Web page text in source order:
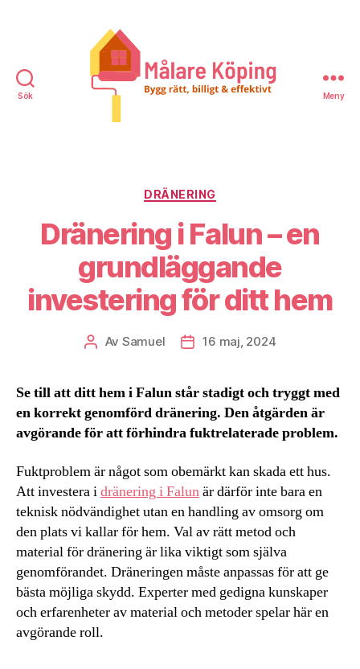
Sök Meny
Kategorier
DRÄNERING
Dränering i Falun – en
grundläggande
investering för ditt hem
Inläggsförfattare
Av Samuel Inläggsdatum
16 maj, 2024
Se till att ditt hem i Falun står stadigt och tryggt med
en korrekt genomförd dränering. Den åtgärden är
avgörande för att förhindra fuktrelaterade problem.
Fuktproblem är något som obemärkt kan skada ett hus.
Att investera idränering i Falunär därför inte bara en
teknisk nödvändighet utan en handling av omsorg om
den plats vi kallar för hem. Val av rätt metod och
material för dränering är lika viktigt som själva
genomförandet. Dräneringen måste anpassas för att ge
bästa möjliga skydd. Experter med gedigna kunskaper
och erfarenheter av material och metoder spelar här en
avgörande roll.